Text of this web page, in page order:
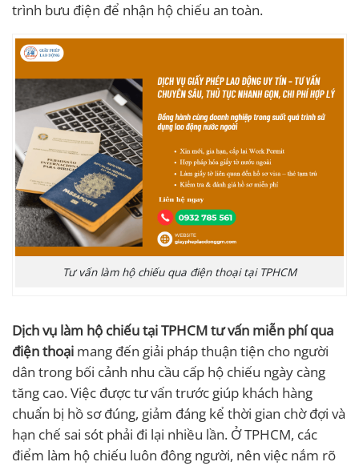
trình bưu điện để nhận hộ chiếu an toàn.
Tư vấn làm hộ chiếu qua điện thoại tại TPHCM
Dịch vụ làm hộ chiếu tại TPHCM tư vấn miễn phí qua
điện thoại mang đến giải pháp thuận tiện cho người
dân trong bối cảnh nhu cầu cấp hộ chiếu ngày càng
tăng cao. Việc được tư vấn trước giúp khách hàng
chuẩn bị hồ sơ đúng, giảm đáng kể thời gian chờ đợi và
hạn chế sai sót phải đi lại nhiều lần. Ở TPHCM, các
điểm làm hộ chiếu luôn đông người, nên việc nắm rõ